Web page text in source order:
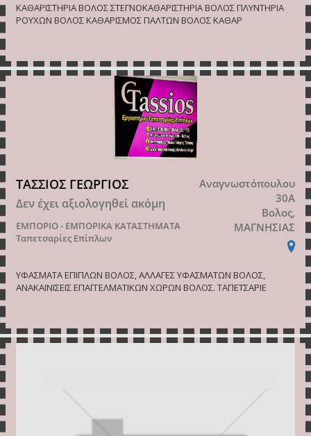
ΚΑΘΑΡΙΣΤΗΡΙΑ ΒΟΛΟΣ ΣΤΕΓΝΟΚΑΘΑΡΙΣΤΗΡΙΑ ΒΟΛΟΣ ΠΛΥΝΤΗΡΙΑ
ΡΟΥΧΩΝ ΒΟΛΟΣ ΚΑΘΑΡΙΣΜΟΣ ΠΑΛΤΩΝ ΒΟΛΟΣ ΚΑΘΑΡ
ΤΑΣΣΙΟΣ ΓΕΩΡΓΙΟΣ
Δεν έχει αξιολογηθεί ακόμη
ΕΜΠΟΡΙΟ - ΕΜΠΟΡΙΚΑ ΚΑΤΑΣΤΗΜΑΤΑ
Ταπετσαρίες Επίπλων
Αναγνωστόπουλου
30Α
Βολος,
ΜΑΓΝΗΣΙΑΣ
ΥΦΑΣΜΑΤΑ ΕΠΙΠΛΩΝ ΒΟΛΟΣ, ΑΛΛΑΓΕΣ ΥΦΑΣΜΑΤΩΝ ΒΟΛΟΣ,
ΑΝΑΚΑΙΝΙΣΕΙΣ ΕΠΑΓΓΕΛΜΑΤΙΚΩΝ ΧΩΡΩΝ ΒΟΛΟΣ. ΤΑΠΕΤΣΑΡΙΕ